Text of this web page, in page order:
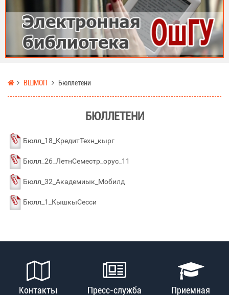
ВШМОП Бюллетени
БЮЛЛЕТЕНИ
Бюлл_18_КредитТехн_кырг
Бюлл_26_ЛетнСеместр_орус_11
Бюлл_32_Академиык_Мобилд
Бюлл_1_КышкыСесси
Контакты Пресс-служба
Приемная